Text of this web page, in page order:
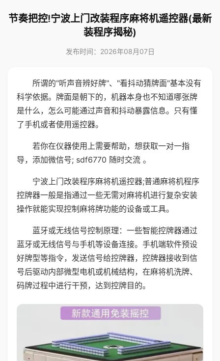
节奏把控!宁波上门改装程序麻将机遥控器(最新
装程序揭秘)
发布时间：2026年08月07日
所谓的"听声音辨好牌"、"看抖动猜牌面"基本没有
科学依据。牌面是朝下的，机器本身也不知道哪张牌
是什么，怎么可能通过声音和抖动暴露信息。只有懂
了手机或者使用遥控器。
若你在仪器使用上需要帮助，想获取一对一指
导，添加微信号; sdf6770 随时交流 。
宁波上门改装程序麻将机遥控器;普通麻将机程序
控牌器一般是指通过一些无需对麻将机进行复杂安装
操作就能实现控制麻将牌功能的设备或工具。
蓝牙或无线信号控制原理：一些智能控牌器通过
蓝牙或无线信号与手机等设备连接。手机端软件预设
好牌型等指令，发送信号给控牌器，控牌器接收到信
号后驱动内部微型电机或机械结构，在麻将机洗牌、
码牌过程中进行干预，达到控牌目的。